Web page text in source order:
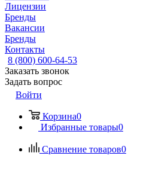
Лицензии
Бренды
Вакансии
Бренды
Контакты
8 (800) 600-64-53
Заказать звонок
Задать вопрос
Войти
Корзина0
Избранные товары0
Сравнение товаров0